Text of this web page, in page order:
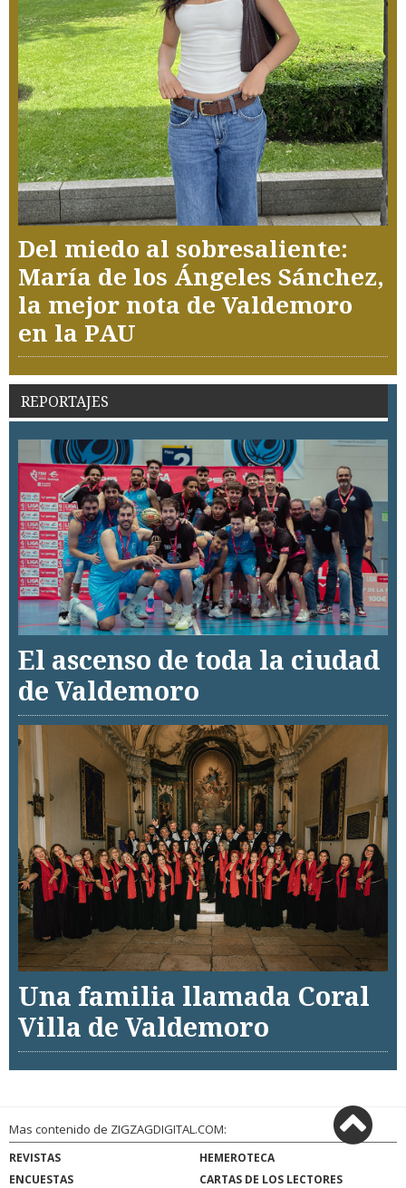
Del miedo al sobresaliente:
María de los Ángeles Sánchez,
la mejor nota de Valdemoro
en la PAU
REPORTAJES
El ascenso de toda la ciudad
de Valdemoro
Una familia llamada Coral
Villa de Valdemoro
Mas contenido de ZIGZAGDIGITAL.COM:
REVISTAS
HEMEROTECA
ENCUESTAS
CARTAS DE LOS LECTORES